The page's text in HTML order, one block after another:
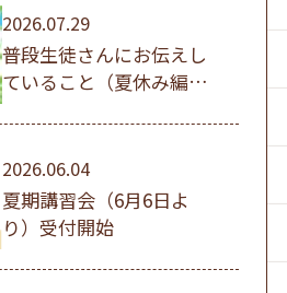
2026.07.29
普段生徒さんにお伝えし
ていること（夏休み編
①）
2026.06.04
夏期講習会（6月6日よ
り）受付開始